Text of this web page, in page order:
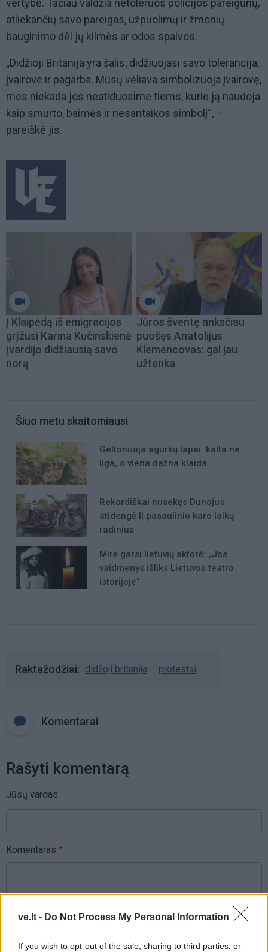
ve.lt - Do Not Process My Personal Information
If you wish to opt-out of the sale, sharing to third parties, or
vertybė. Tačiau valdžia netoleruos policijos pareigūnų,
atliekančių savo pareigas, užpuolimų ir žmonių
bauginimo dėl jų kilmės ar odos spalvos.
„Didžioji Britanija yra šalis, didžiuojasi savo tolerancija,
įvairove ir pagarba. Mūsų vėliava simbolizuoja įvairovę,
mes niekada jos neatiduosime tiems, kurie ją naudoja
kaip smurto, baimės ir nesantaikos simbolį“, –
pareiškė jis.
Į Klaipėdą iš emigracijos
grįžusi Karina Kučinskienė
įvardijo didžiausią savo
norą
Jūros šventę anksčiau
puošęs Anatolijus
Klemencovas: gal jau
užtenka
Šiuo metu skaitomiausi
Geltonuoja agurkų lapai: kalta ne
liga, o viena dažna klaida
Rekordiškai nusekęs Dunojus
atidengė II pasaulinio karo laikų
radinius
Mirė garsi lietuvių aktorė: „Jos
vaidmenys išliks Lietuvos teatro
istorijoje“
Raktažodžiai didžoji britanija protestai
Komentarai
Rašyti komentarą
Jūsų vardas
Komentaras